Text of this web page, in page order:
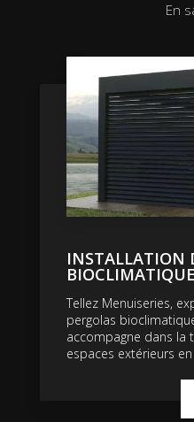
En
INSTALLATION
Tellez Menuiseries,
pergolas
accompagne dans la
espaces extérieurs en